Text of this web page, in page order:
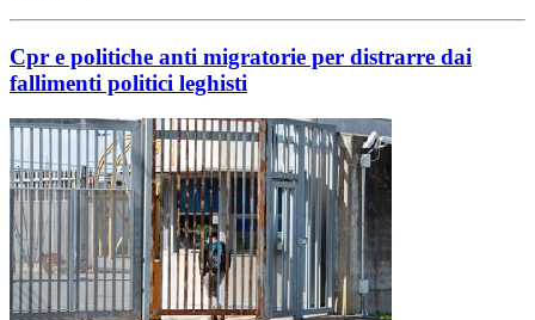
Cpr e politiche anti migratorie per distrarre dai
fallimenti politici leghisti